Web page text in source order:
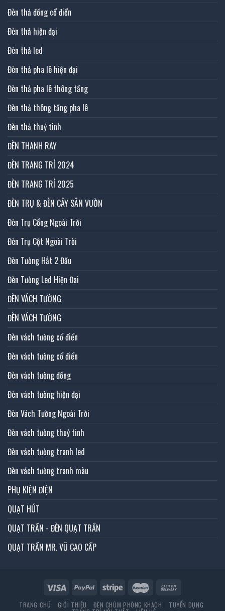
Đèn thả đồng cổ điển
Đèn thả hiện đại
Đèn thả led
Đèn thả pha lê hiện đại
Đèn thả pha lê thông tầng
Đèn thả thông tầng pha lê
Đèn thả thuỷ tinh
ĐÈN THANH RAY
ĐÈN TRANG TRÍ 2024
ĐÈN TRANG TRÍ 2025
ĐÈN TRỤ & ĐÈN CÂY SÂN VƯỜN
Đèn Trụ Cổng Ngoài Trời
Đèn Trụ Cột Ngoài Trời
Đèn Tường Hắt 2 Đầu
Đèn Tường Led Hiện Đai
ĐÈN VÁCH TƯỜNG
ĐÈN VÁCH TƯỜNG
Đèn vách tường cổ điển
Đèn vách tường cổ điển
Đèn vách tường đồng
Đèn vách tường hiện đại
Đèn Vách Tường Ngoài Trời
Đèn vách tường thuỷ tinh
Đèn vách tường tranh led
Đèn vách tường tranh màu
PHỤ KIỆN ĐIỆN
QUẠT HÚT
QUẠT TRẦN - ĐÈN QUẠT TRẦN
QUẠT TRẦN MR. VŨ CAO CẤP
TRANG CHỦ GIỚI THIỆU ĐÈN CHÙM PHÒNG KHÁCH TUYỂN DỤNG